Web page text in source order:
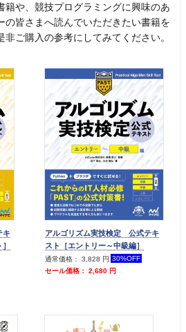
籍や、競技プログラミングに興味のあ
の皆さまへ読んでいただきたい書籍を
ご購入の参考にしてみてください。
キ
アルゴリズム実技検定 公式テキ
スト［エントリー～中級編］
通常価格： 3,828 円 30%OFF
セール価格： 2,680 円